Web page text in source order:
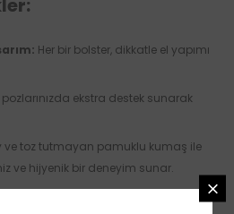
Her bir bolster, dikkatle el yapımı
ekstra destek sunarak
ve toz tutmayan pamuklu kumaş ile
ve hijyenik bir deneyim sunar.
çıkarılabilen ve yıkanabilen kılıf, pratik